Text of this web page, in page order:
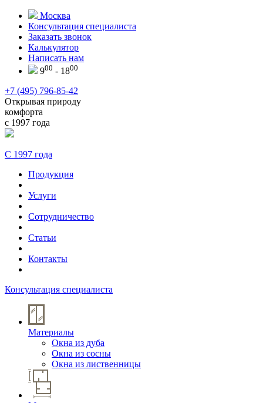
Москва
Консультация специалиста
Заказать звонок
Калькулятор
Написать нам
900 - 1800
+7 (495) 796-85-42
Открывая природу
комфорта
с 1997 года
С 1997 года
Продукция
Услуги
Сотрудничество
Статьи
Контакты
Консультация специалиста
Материалы
Окна из дуба
Окна из сосны
Окна из лиственницы